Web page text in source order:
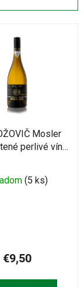
Mosler
perlivé víno
(5 ks)
€9,50